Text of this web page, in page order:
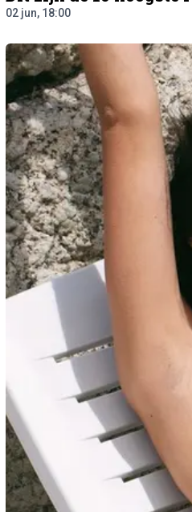
02 jun, 18:00